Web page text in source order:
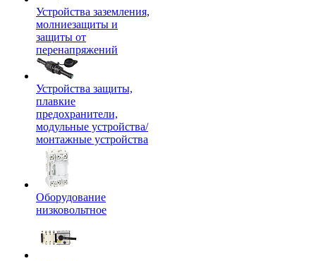
Устройства заземления,
молниезащиты и
защиты от
перенапряжений
Устройства защиты,
плавкие
предохранители,
модульные устройства/
монтажные устройства
Оборудование
низковольтное